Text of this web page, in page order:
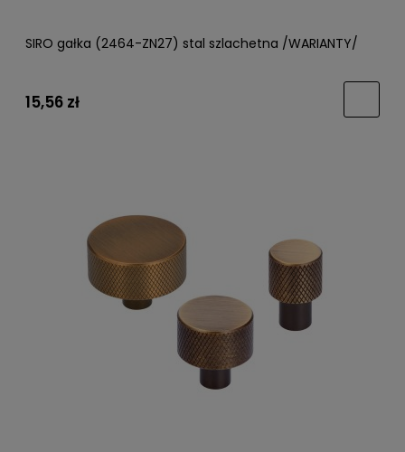
SIRO gałka (2464-ZN27) stal szlachetna /WARIANTY/
15,56 zł